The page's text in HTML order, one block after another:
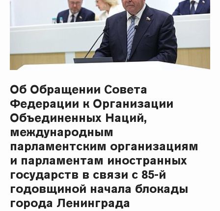
Об Обращении Совета
Федерации к Организации
Объединенных Наций,
международным
парламентским организациям
и парламентам иностранных
государств в связи с 85-й
годовщиной начала блокады
города Ленинграда